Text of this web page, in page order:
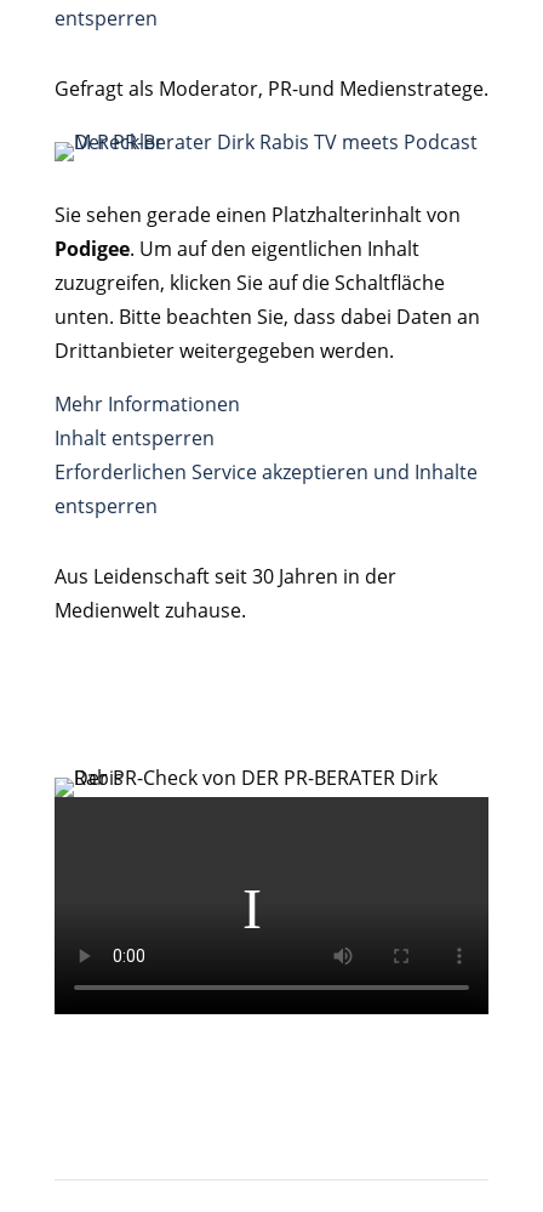
entsperren
Gefragt als Moderator, PR-und Medienstratege.
Sie sehen gerade einen Platzhalterinhalt von
Podigee. Um auf den eigentlichen Inhalt
zuzugreifen, klicken Sie auf die Schaltfläche
unten. Bitte beachten Sie, dass dabei Daten an
Drittanbieter weitergegeben werden.
Mehr Informationen
Inhalt entsperren
Erforderlichen Service akzeptieren und Inhalte
entsperren
Aus Leidenschaft seit 30 Jahren in der
Medienwelt zuhause.